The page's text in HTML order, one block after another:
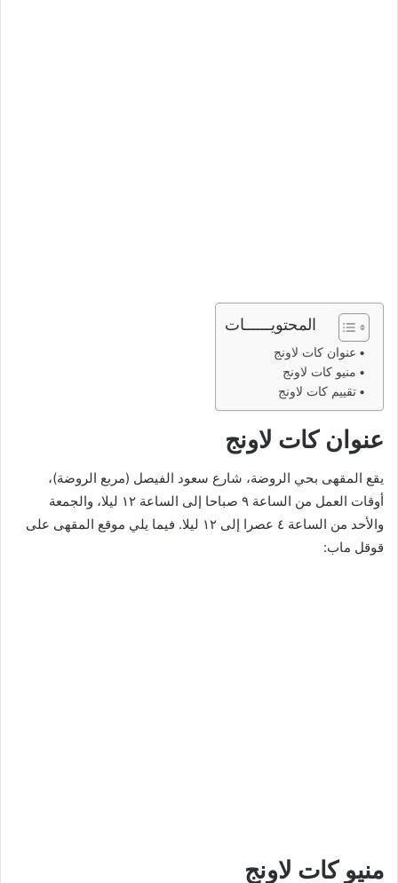
المحتويــــــات
عنوان كات لاونج
منيو كات لاونج
تقييم كات لاونج
عنوان كات لاونج
يقع المقهى بحي الروضة، شارع سعود الفيصل (مربع الروضة)،
أوقات العمل من الساعة ٩ صباحا إلى الساعة ١٢ ليلا، والجمعة
والأحد من الساعة ٤ عصرا إلى ١٢ ليلا. فيما يلي موقع المقهى على
قوقل ماب:
منيو كات لاونج